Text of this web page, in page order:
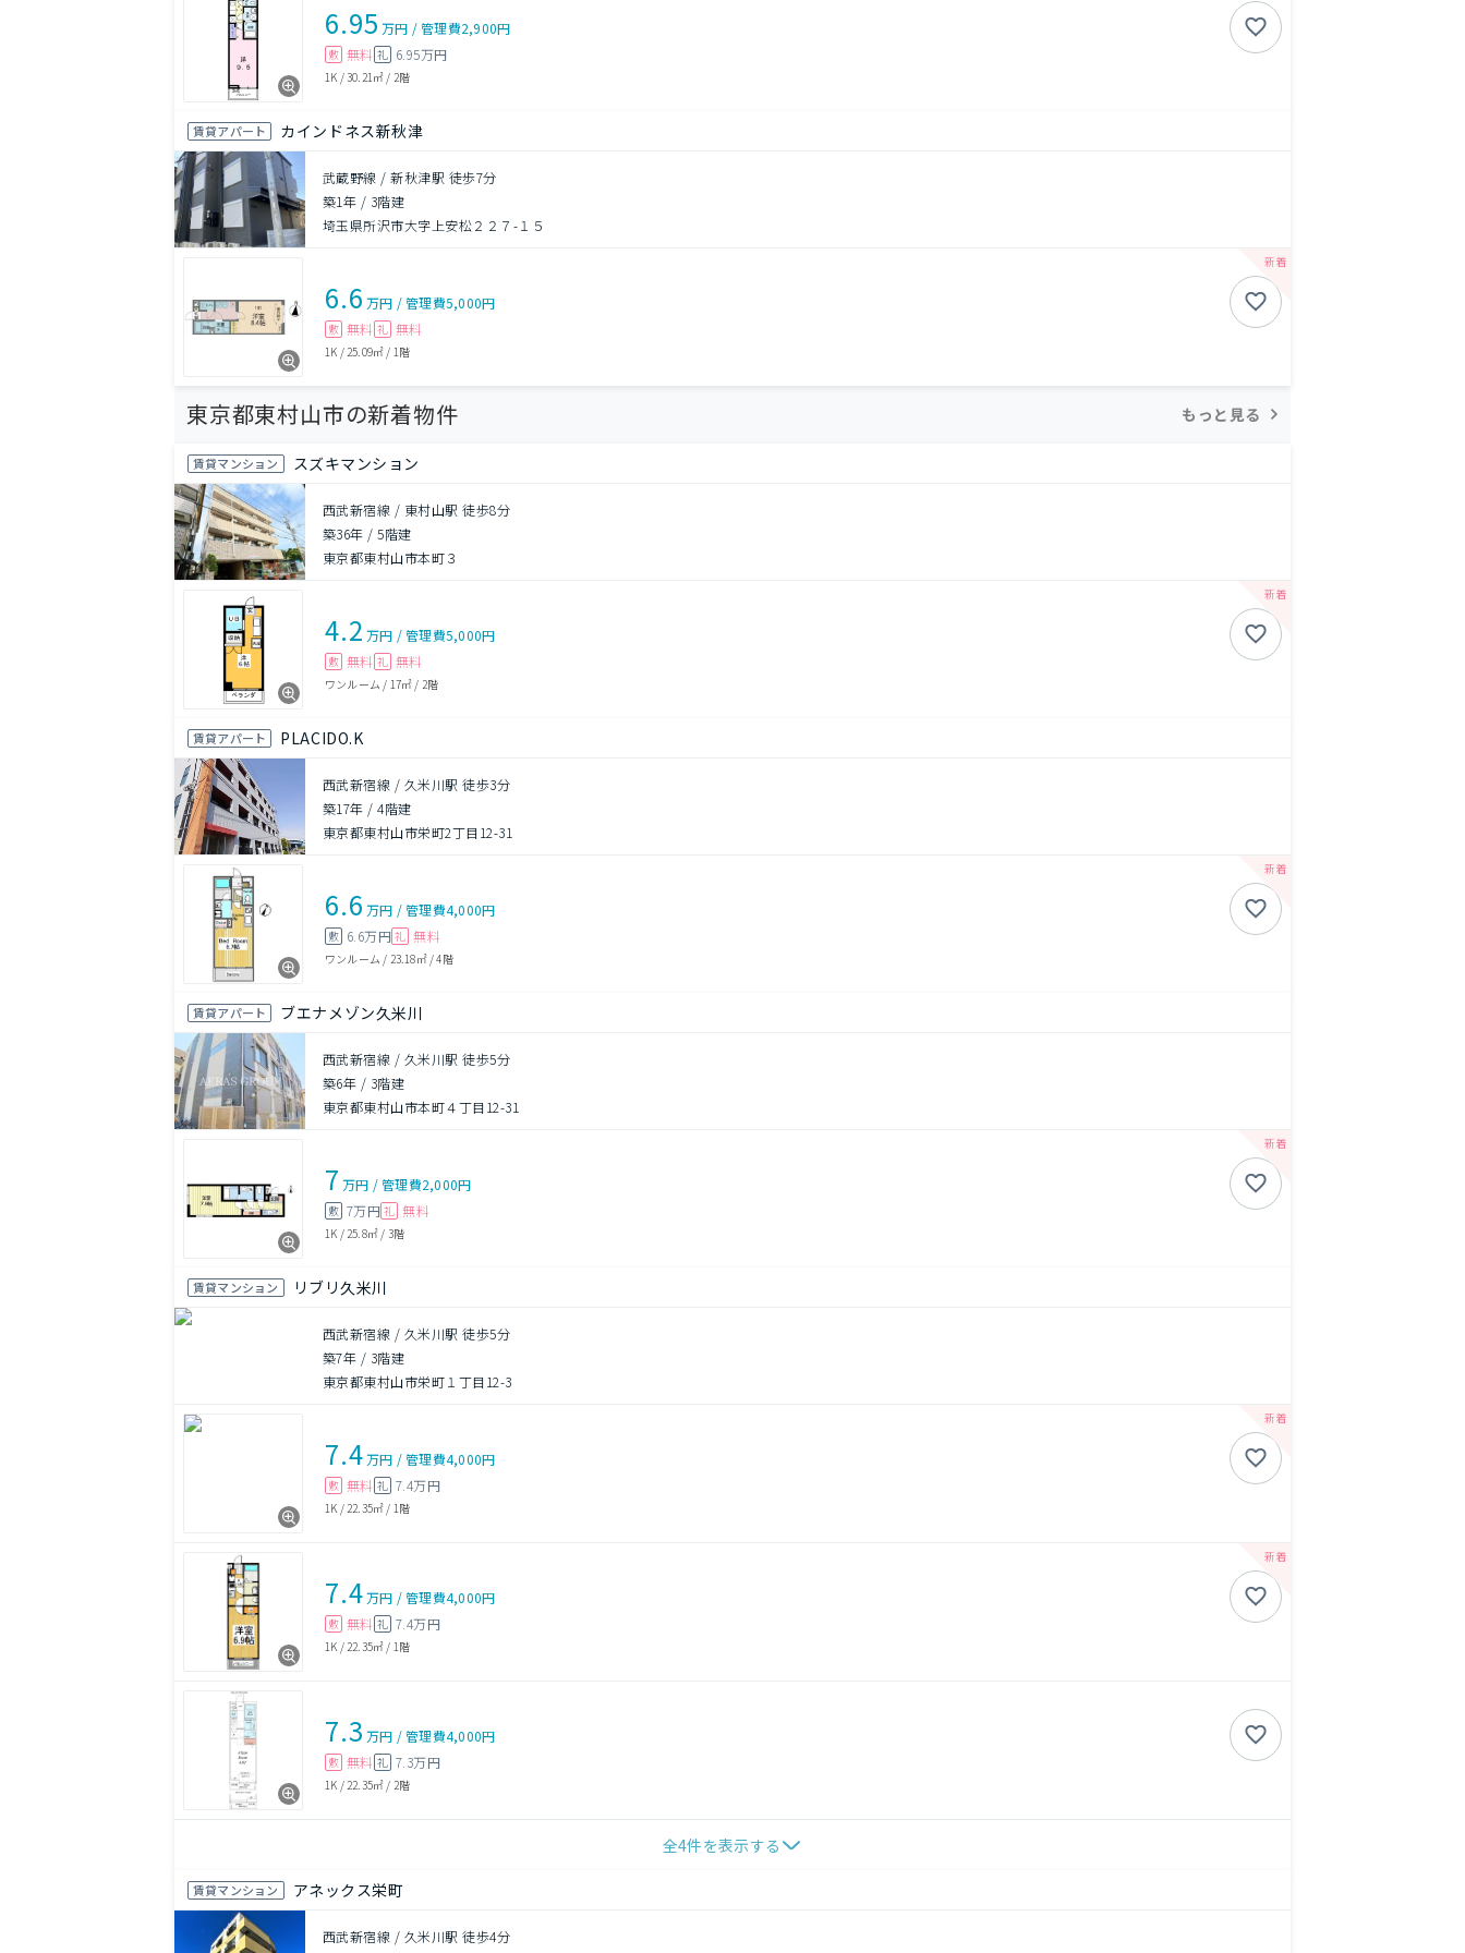
6.95 万円 /管理費2,900円
敷 無料 礼 6.95万円
1K /30.21㎡ / 2階
賃貸アパート カインドネス新秋津
武蔵野線 / 新秋津駅 徒歩7分
築1年 / 3階建
埼玉県所沢市大字上安松２２７-１５
6.6 万円 /管理費5,000円
敷 無料 礼 無料
1K / 25.09㎡ / 1階
東京都東村山市の新着物件 もっと見る
賃貸マンション スズキマンション
西武新宿線 / 東村山駅 徒歩8分
築36年 /5階建
東京都東村山市本町３
4.2 万円 /管理費5,000円
敷 無料 礼 無料
ワンルーム / 17㎡ / 2階
賃貸アパート PLACIDO.K
西武新宿線 / 久米川駅 徒歩3分
築17年 /4階建
東京都東村山市栄町2丁目12-31
6.6 万円 /管理費4,000円
敷 6.6万円 礼 無料
ワンルーム / 23.18㎡/4階
賃貸アパート ブエナメゾン久米川
西武新宿線 / 久米川駅 徒歩5分
築6年 / 3階建
東京都東村山市本町４丁目12-31
7 万円 /管理費2,000円
敷 7万円 礼 無料
1K / 25.8㎡ / 3階
賃貸マンション リブリ久米川
西武新宿線 / 久米川駅 徒歩5分
築7年 / 3階建
東京都東村山市栄町１丁目12-3
7.4万円 /管理費4,000円
敷 無料 礼 7.4万円
1K / 22.35㎡ / 1階
7.4万円 /管理費4,000円
敷 無料 礼 7.4万円
1K / 22.35㎡ / 1階
7.3 万円 /管理費4,000円
敷 無料 礼 7.3万円
1K / 22.35㎡ / 2階
全4件を表示する
賃貸マンション アネックス栄町
西武新宿線 / 久米川駅 徒歩4分